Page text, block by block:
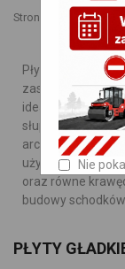
Strona główna
Płyty betonowe
zastosowaniu. Ze
idealnie nadają
słupków, i innych.
architektury
użytku
oraz równe
budowy schodków.
PŁYTY
Nie